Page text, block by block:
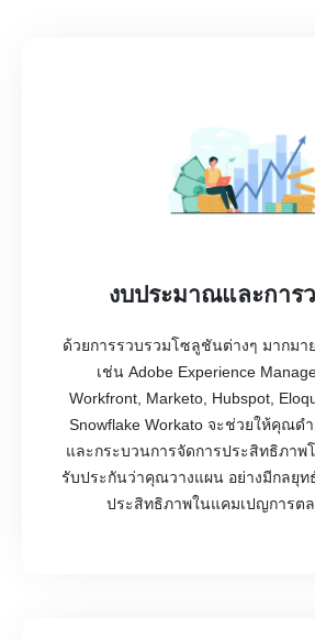
งบประมาณและการ
ด้วยการรวบรวมโซลูชันต่างๆ มากมา
เช่น Adobe Experience
Workfront, Marketo, Hubspot,
Snowflake Workato จะช่วยให้คุณด
และกระบวนการจัดการประสิทธิภาพ
รับประกันว่าคุณวางแผน อย่างมีกลยุท
ประสิทธิภาพในแคมเปญการต